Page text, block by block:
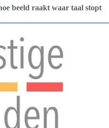
beeld raakt waar taal stopt